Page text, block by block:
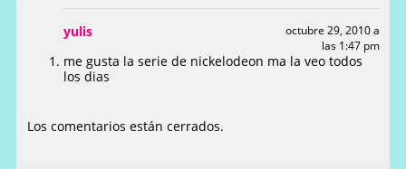
yulis
octubre 29, 2010 a
las 1:47 pm
me gusta la serie de nickelodeon ma la veo todos
los dias
Los comentarios están cerrados.